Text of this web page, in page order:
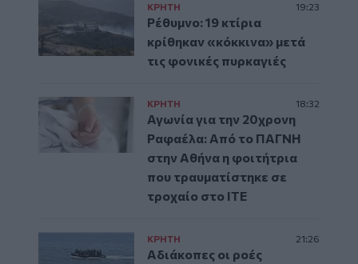
ΚΡΗΤΗ 19:23
Ρέθυμνο: 19 κτίρια
κρίθηκαν «κόκκινα» μετά
τις φονικές πυρκαγιές
ΚΡΗΤΗ 18:32
Αγωνία για την 20χρονη
Ραφαέλα: Από το ΠΑΓΝΗ
στην Αθήνα η φοιτήτρια
που τραυματίστηκε σε
τροχαίο στο ΙΤΕ
ΚΡΗΤΗ 21:26
Αδιάκοπες οι ροές